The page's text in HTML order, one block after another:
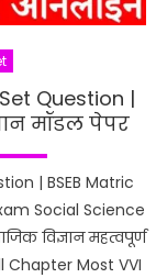
Question |
मॉडल पेपर
| BSEB Matric
Social Science
विज्ञान महत्वपूर्ण
Chapter Most VVI